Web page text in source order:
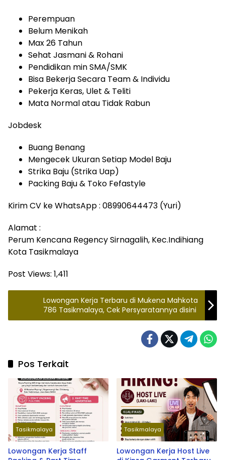
Perempuan
Belum Menikah
Max 26 Tahun
Sehat Jasmani & Rohani
Pendidikan min SMA/SMK
Bisa Bekerja Secara Team & Individu
Pekerja Keras, Ulet & Teliti
Mata Normal atau Tidak Rabun
Jobdesk
Buang Benang
Mengecek Ukuran Setiap Model Baju
Strika Baju (Strika Uap)
Packing Baju & Toko Fefastyle
Kirim CV ke WhatsApp : 08990644473 (Yuri)
Alamat :
Perum Kencana Regency Sirnagalih, Kec.Indihiang
Kota Tasikmalaya
Post Views: 1,411
Lowongan Kerja Terbaru di Mukena Mahkota
786 Tasikmalaya, Cek Persyaratannya disini
Pos Terkait
Tasikmalaya
Lowongan Kerja Staff
Tasikmalaya
Lowongan Kerja Host Live